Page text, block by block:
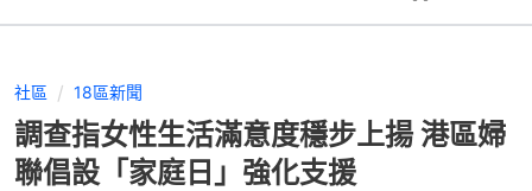
社區 18區新聞
調查指女性生活滿意度穩步上揚 港區婦
聯倡設「家庭日」強化支援